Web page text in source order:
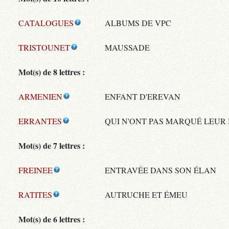
CATALOGUES ALBUMS DE VPC
TRISTOUNET MAUSSADE
Mot(s) de 8 lettres :
ARMENIEN ENFANT D'EREVAN
ERRANTES QUI N'ONT PAS MARQUÉ LEUR
Mot(s) de 7 lettres :
FREINEE ENTRAVÉE DANS SON ÉLAN
RATITES AUTRUCHE ET ÉMEU
Mot(s) de 6 lettres :